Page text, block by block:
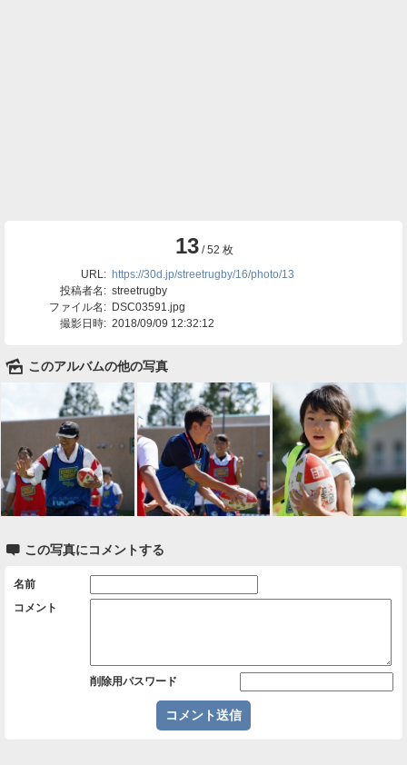
13/ 52 枚
URL: https://30d.jp/streetrugby/16/photo/13
投稿者名: streetrugby
ファイル名: DSC03591.jpg
撮影日時: 2018/09/09 12:32:12
🌄 このアルバムの他の写真
 この写真にコメントする
名前
コメント
削除用パスワード